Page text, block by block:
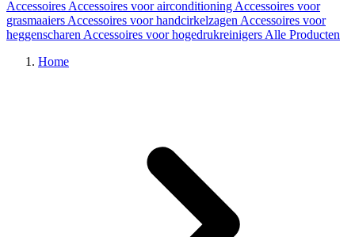
Accessoires Accessoires voor airconditioning Accessoires voor
grasmaaiers Accessoires voor handcirkelzagen Accessoires voor
heggenscharen Accessoires voor hogedrukreinigers Alle Producten
Home